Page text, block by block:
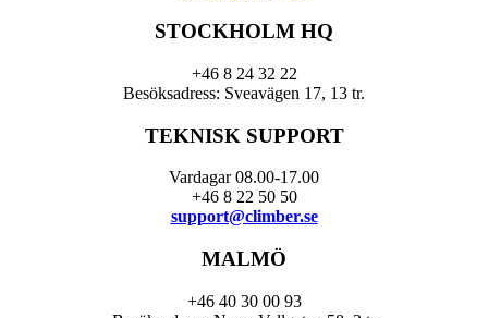
STOCKHOLM HQ
+46 8 24 32 22
Besöksadress: Sveavägen 17, 13 tr.
TEKNISK SUPPORT
Vardagar 08.00-17.00
+46 8 22 50 50
support@climber.se
MALMÖ
+46 40 30 00 93